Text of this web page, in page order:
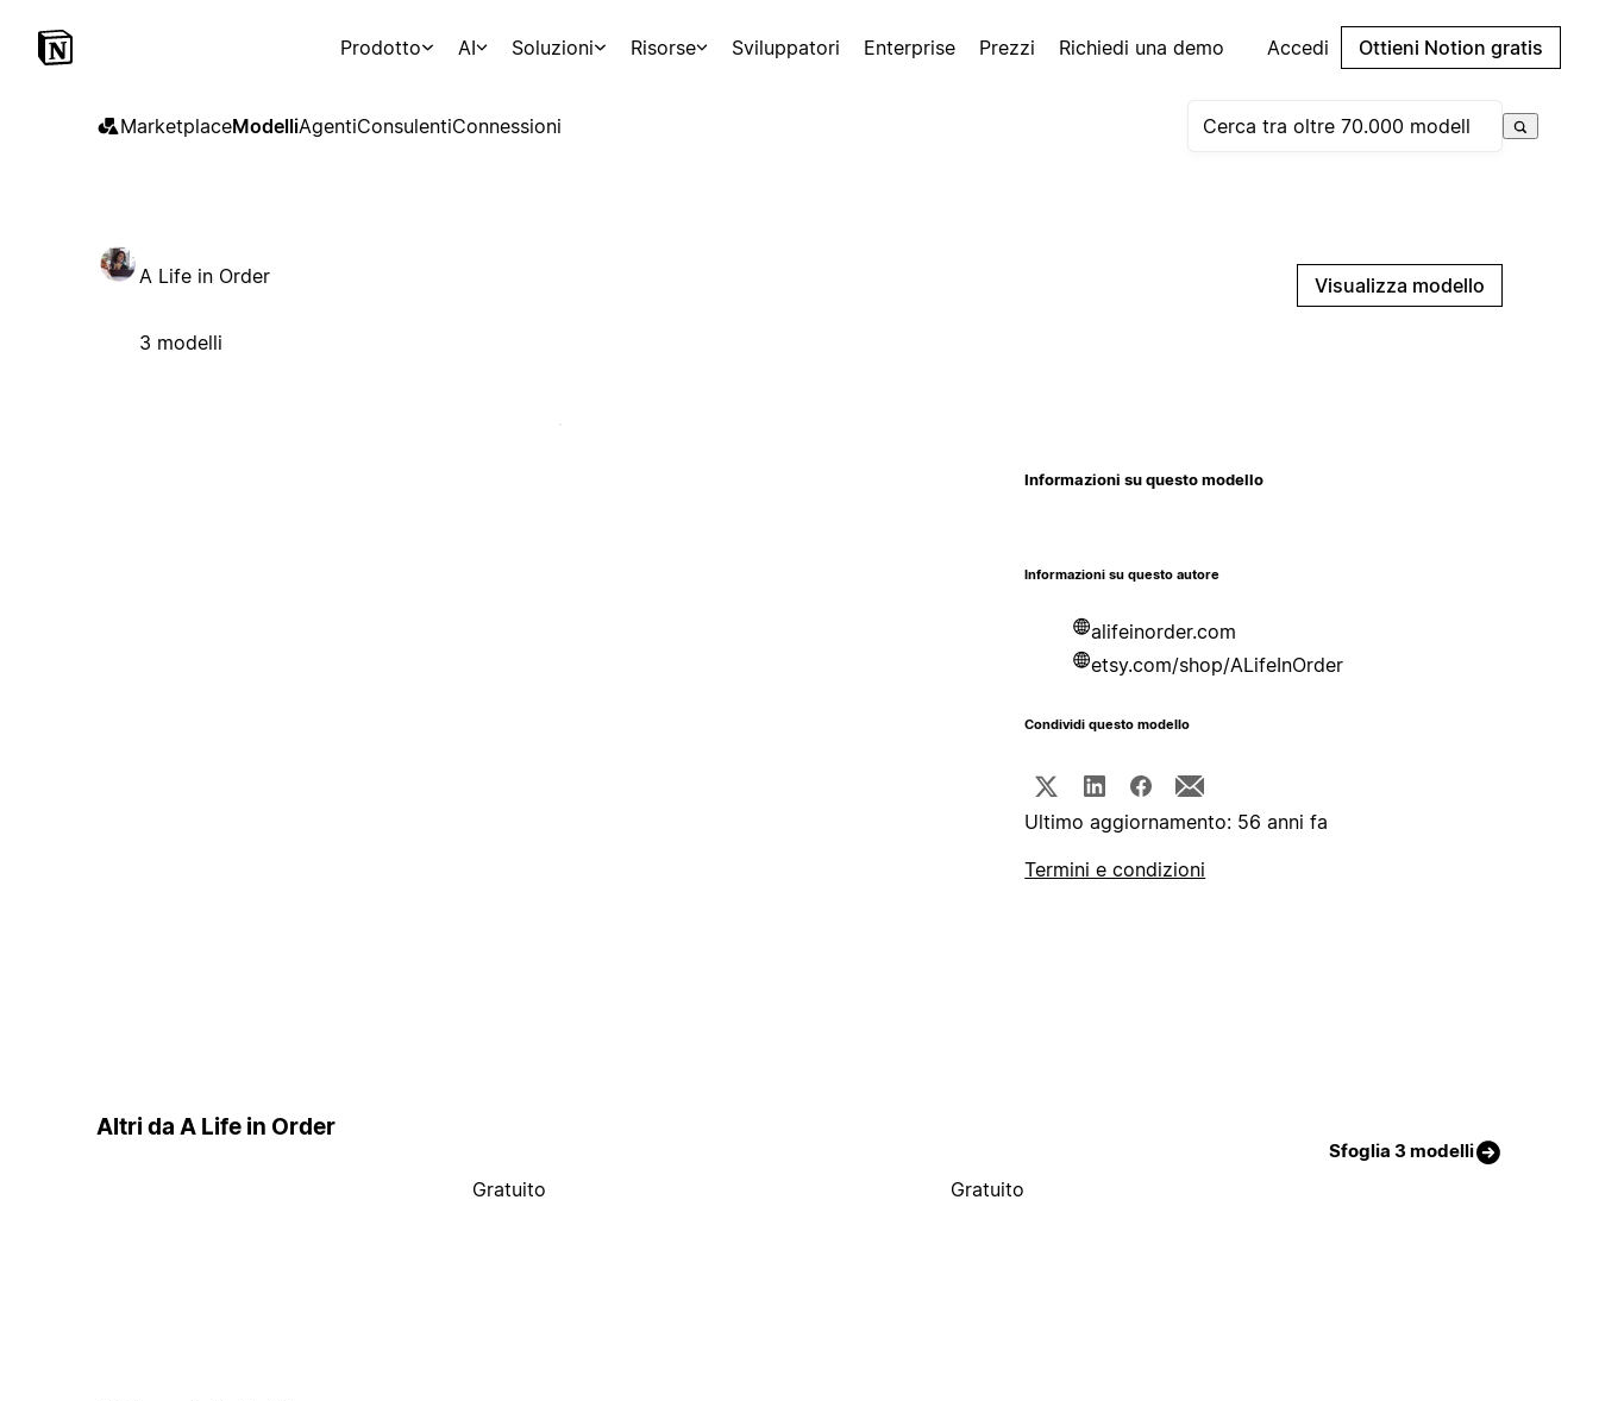
Prodotto AI Soluzioni Risorse Sviluppatori Enterprise Prezzi Richiedi una demo Accedi Ottieni Notion gratis
MarketplaceModelliAgentiConsulentiConnessioni
A Life in Order
3 modelli
Visualizza modello
Informazioni su questo modello
Informazioni su questo autore
alifeinorder.com
etsy.com/shop/ALifeInOrder
Condividi questo modello
Ultimo aggiornamento: 56 anni fa
Termini e condizioni
Altri da A Life in Order
Sfoglia 3 modelli
Gratuito Gratuito